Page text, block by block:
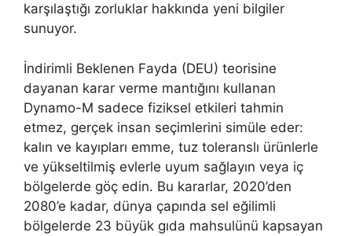
karşılaştığı zorluklar hakkında yeni bilgiler
sunuyor.
İndirimli Beklenen Fayda (DEU) teorisine
dayanan karar verme mantığını kullanan
Dynamo-M sadece fiziksel etkileri tahmin
etmez, gerçek insan seçimlerini simüle eder:
kalın ve kayıpları emme, tuz toleranslı ürünlerle
ve yükseltilmiş evlerle uyum sağlayın veya iç
bölgelerde göç edin. Bu kararlar, 2020’den
2080’e kadar, dünya çapında sel eğilimli
bölgelerde 23 büyük gıda mahsulünü kapsayan